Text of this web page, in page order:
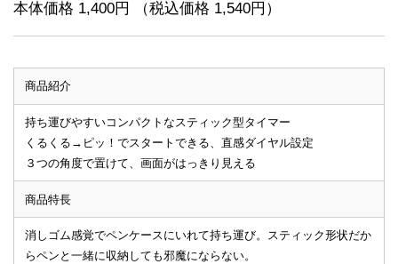
本体価格 1,400円 （税込価格 1,540円）
商品紹介
持ち運びやすいコンパクトなスティック型タイマー
くるくる→ピッ！でスタートできる、直感ダイヤル設定
３つの角度で置けて、画面がはっきり見える
商品特長
消しゴム感覚でペンケースにいれて持ち運び。スティック形状だか
らペンと一緒に収納しても邪魔にならない。